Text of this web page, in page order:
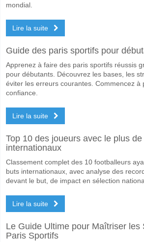
Non pour Les Deux Équipes Marquent, avec
Quel sera le résultat correct
Sur le côté risqué, vous pouvez essayer le
mondial.
Lire la suite
Guide des paris sportifs pour
Apprenez à faire des paris sportifs réussis
pour débutants. Découvrez les bases, les
éviter les erreurs courantes. Commencez à
confiance.
Lire la suite
Top 10 des joueurs avec le plus
internationaux
Classement complet des 10 footballeurs
buts internationaux, avec analyse des
devant le but, de impact en sélection
Lire la suite
Le Guide Ultime pour Maîtriser les
Paris Sportifs